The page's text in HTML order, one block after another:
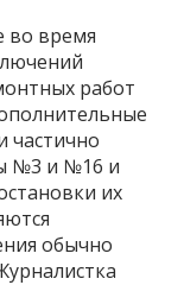
во время
работ
частично
№3 и №16 и
их
обычно